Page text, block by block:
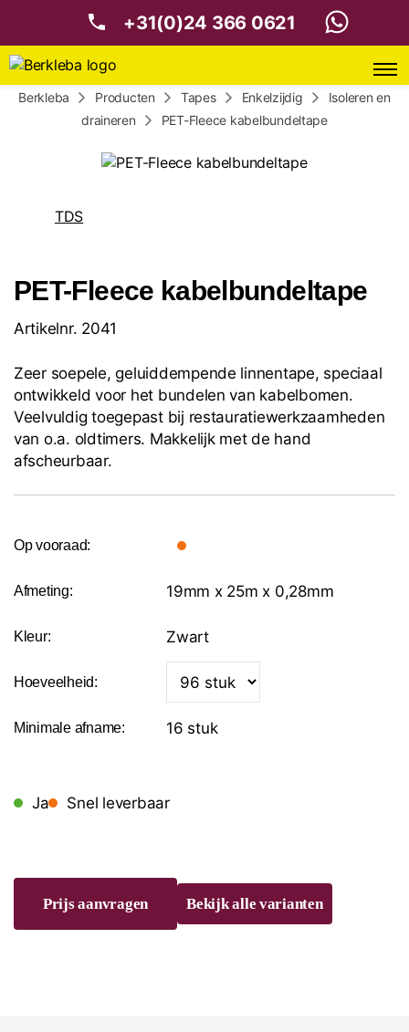
+31(0)24 366 0621
Berkleba Producten Tapes Enkelzijdig
Isoleren en
draineren
PET-Fleece kabelbundeltape
TDS
PET-Fleece kabelbundeltape
Artikelnr. 2041
Zeer soepele, geluiddempende linnentape, speciaal
ontwikkeld voor het bundelen van kabelbomen.
Veelvuldig toegepast bij restauratiewerkzaamheden
van o.a. oldtimers. Makkelijk met de hand
afscheurbaar.
Op vooraad:
Afmeting: 19mm x 25m x 0,28mm
Kleur: Zwart
Hoeveelheid:
Minimale afname: 16 stuk
Ja Snel leverbaar
Prijs aanvragen Bekijk alle varianten